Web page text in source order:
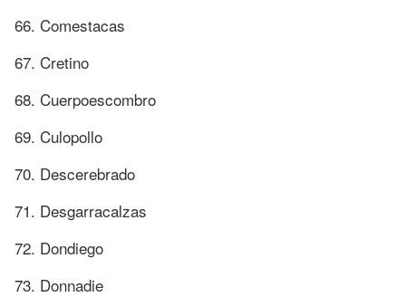
66. Comestacas
67. Cretino
68. Cuerpoescombro
69. Culopollo
70. Descerebrado
71. Desgarracalzas
72. Dondiego
73. Donnadie